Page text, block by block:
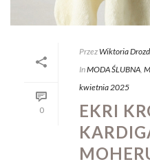
0
PrzezWiktoria Drozd
InMODA ŚLUBNA
kwietnia 2025
EKRI